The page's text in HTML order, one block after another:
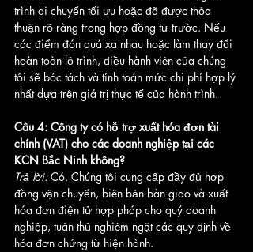
trình di chuyển tối ưu hoặc đã được thỏa
thuận rõ ràng trong hợp đồng từ trước. Nếu
các điểm đón quá xa nhau hoặc làm thay đổi
hoàn toàn lộ trình, điều hành viên của chúng
tôi sẽ bóc tách và tính toán mức chi phí hợp lý
nhất dựa trên giá trị thực tế của hành trình.
Câu 4: Công ty có hỗ trợ xuất hóa đơn tài
chính (VAT) cho các doanh nghiệp tại các
KCN Bắc Ninh không?
Trả lời: Có. Chúng tôi cung cấp đầy đủ hợp
đồng vận chuyển, biên bản bàn giao và xuất
hóa đơn điện tử hợp pháp cho quý doanh
nghiệp, tuân thủ nghiêm ngặt các quy định về
hóa đơn chứng từ hiện hành.